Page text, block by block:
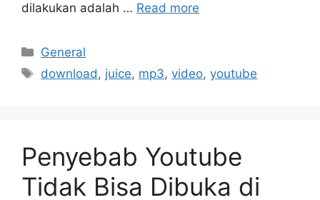
dilakukan adalah … Read more
Categories
General
Tags
download, juice, mp3,video,youtube
Penyebab Youtube
Tidak Bisa Dibuka di